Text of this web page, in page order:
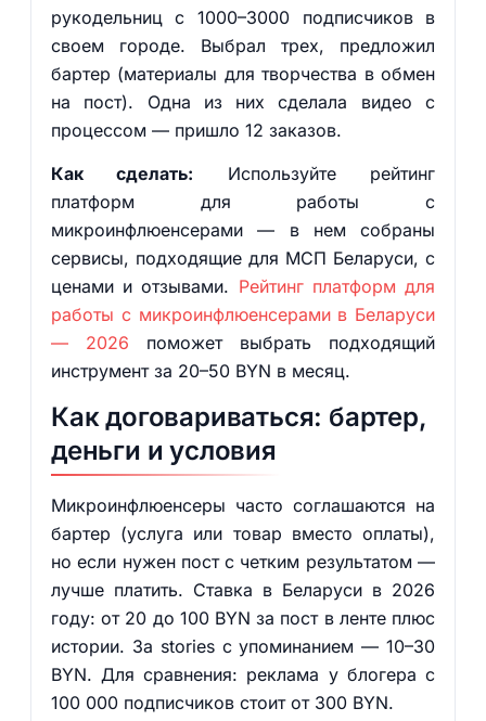
рукодельниц с 1000–3000 подписчиков в
своем городе. Выбрал трех, предложил
бартер (материалы для творчества в обмен
на пост). Одна из них сделала видео с
процессом — пришло 12 заказов.
Как сделать: Используйте рейтинг
платформ для работы с
микроинфлюенсерами — в нем собраны
сервисы, подходящие для МСП Беларуси, с
ценами и отзывами. Рейтинг платформ для
работы с микроинфлюенсерами в Беларуси
— 2026 поможет выбрать подходящий
инструмент за 20–50 BYN в месяц.
Как договариваться: бартер,
деньги и условия
Микроинфлюенсеры часто соглашаются на
бартер (услуга или товар вместо оплаты),
но если нужен пост с четким результатом —
лучше платить. Ставка в Беларуси в 2026
году: от 20 до 100 BYN за пост в ленте плюс
истории. За stories с упоминанием — 10–30
BYN. Для сравнения: реклама у блогера с
100 000 подписчиков стоит от 300 BYN.